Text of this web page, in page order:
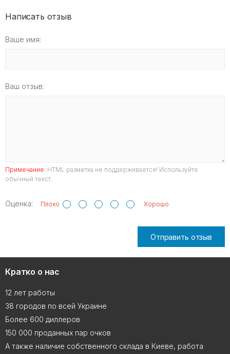
Написать отзыв
Ваше имя:
Ваш отзыв:
Примечание: HTML разметка не поддерживается! Используйте
обычный текст.
Оценка: Плохо Хорошо
Отправить отзыв
Кратко о нас
12 лет работы
38 городов по всей Украине
Более 600 диллеров
150 000 проданных пар очков
А также наличие собственного склада в Киеве, работа